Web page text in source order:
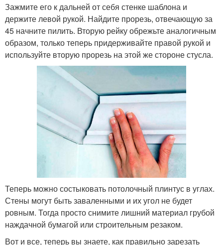
Зажмите его к дальней от себя стенке шаблона и
держите левой рукой. Найдите прорезь, отвечающую за
45 начните пилить. Вторую рейку обрежьте аналогичным
образом, только теперь придерживайте правой рукой и
используйте вторую прорезь на этой же стороне стусла.
Теперь можно состыковать потолочный плинтус в углах.
Стены могут быть заваленными и их угол не будет
ровным. Тогда просто снимите лишний материал грубой
наждачной бумагой или строительным резаком.
Вот и все, теперь вы знаете, как правильно зарезать